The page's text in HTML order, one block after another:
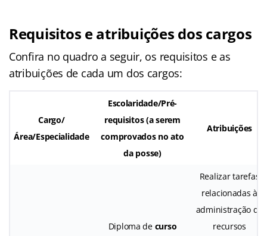
Requisitos e atribuições dos cargos
Confira no quadro a seguir, os requisitos e as
atribuições de cada um dos cargos:
Cargo/
Área/Especialidade
Escolaridade/Pré-
requisitos (a serem
comprovados no ato
da posse)
Atribuições
Diploma de curso
Realizar tarefas
relacionadas à
administração de
recursos